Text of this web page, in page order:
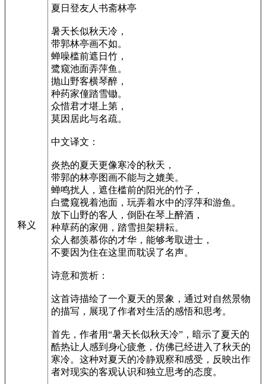
释义
夏日登友人书斋林亭
暑天长似秋天冷，
带郭林亭画不如。
蝉噪槛前遮日竹，
鹭窥池面弄萍鱼。
抛山野客横琴醉，
种药家僮踏雪锄。
众惜君才堪上第，
莫因居此与名疏。
中文译文：
炎热的夏天更像寒冷的秋天，
带郭的林亭图画不能与之媲美。
蝉鸣扰人，遮住槛前的阳光的竹子，
白鹭窥视着池面，玩弄着水中的浮萍和游鱼。
放下山野的客人，倒卧在琴上醉酒，
种草药的家佣，踏雪担架耕耘。
众人都羡慕你的才华，能够考取进士，
不要因为住在这里而耽误了名声。
诗意和赏析：
这首诗描绘了一个夏天的景象，通过对自然景物
的描写，展现了作者对生活的感悟和思考。
首先，作者用“暑天长似秋天冷”，暗示了夏天的
酷热让人感到身心疲惫，仿佛已经进入了秋天的
寒冷。这种对夏天的冷静观察和感受，反映出作
者对现实的客观认识和独立思考的态度。